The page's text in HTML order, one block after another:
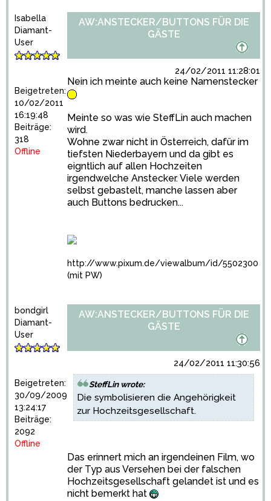
Isabella
Diamant-
User
Beigetreten:
10/02/2011
16:19:48
Beiträge:
318
Offline
AW:ANSTECKER/BUTTONS FÜR DIE
GÄSTE
24/02/2011 11:28:01
Nein ich meinte auch keine Namenstecker
Meinte so was wie SteffLin auch machen
wird.
Wohne zwar nicht in Österreich, dafür im
tiefsten Niederbayern und da gibt es
eigntlich auf allen Hochzeiten
irgendwelche Anstecker. Viele werden
selbst gebastelt, manche lassen aber
auch Buttons bedrucken...
http://www.pixum.de/viewalbum/id/5502300
(mit PW)
bondgirl
Diamant-
User
Beigetreten:
30/09/2009
13:24:17
Beiträge:
2092
Offline
AW:ANSTECKER/BUTTONS FÜR DIE
GÄSTE
24/02/2011 11:30:56
SteffLin wrote:
Die symbolisieren die Angehörigkeit
zur Hochzeitsgesellschaft.
Das erinnert mich an irgendeinen Film, wo
der Typ aus Versehen bei der falschen
Hochzeitsgesellschaft gelandet ist und es
nicht bemerkt hat